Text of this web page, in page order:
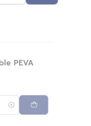
PEVA